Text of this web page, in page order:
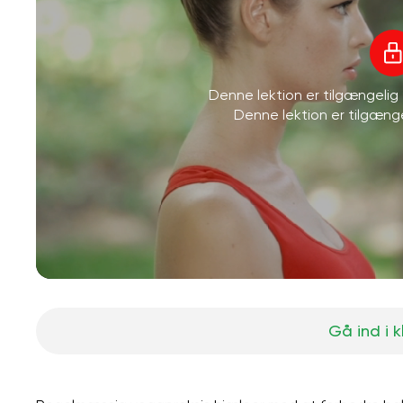
Denne lektion er tilgængelig
Denne lektion er
Gå ind i